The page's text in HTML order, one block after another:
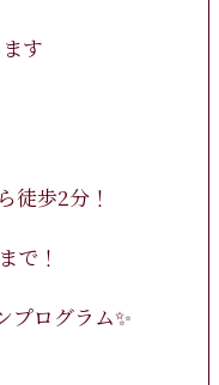
す
徒歩2分！
で！
プログラム✨